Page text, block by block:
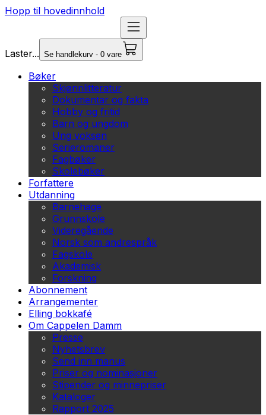
Hopp til hovedinnhold
Laster... Se handlekurv - 0 vare
Bøker
Skjønnlitteratur
Dokumentar og fakta
Hobby og fritid
Barn og ungdom
Ung voksen
Serieromaner
Fagbøker
Skolebøker
Forfattere
Utdanning
Barnehage
Grunnskole
Videregående
Norsk som andrespråk
Fagskole
Akademisk
Forskning
Abonnement
Arrangementer
Elling bokkafé
Om Cappelen Damm
Presse
Nyhetsbrev
Send inn manus
Priser og nominasjoner
Stipender og minnepriser
Kataloger
Rapport 2025